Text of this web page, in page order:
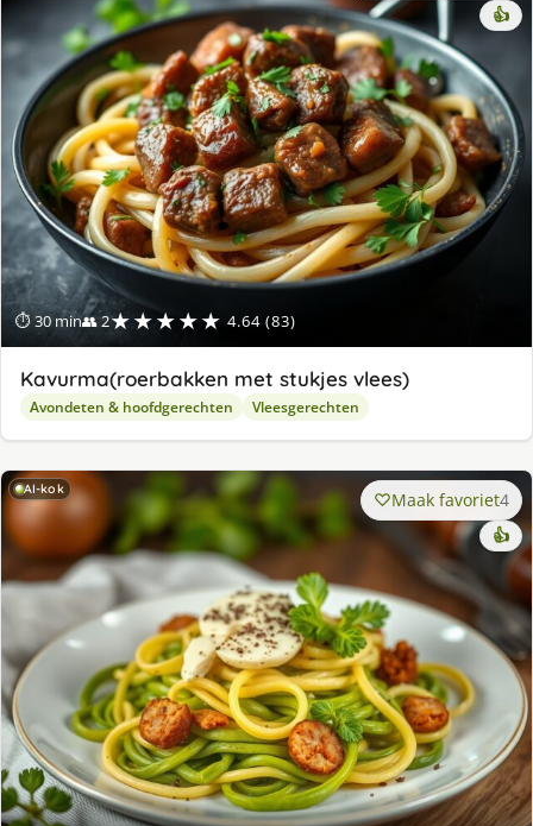
⏱ 30 min👥 2★★★★★ 4.64 (83)
👍
Kavurma(roerbakken met stukjes vlees)
Avondeten & hoofdgerechten Vleesgerechten
AI-kok Maak favoriet4
👍